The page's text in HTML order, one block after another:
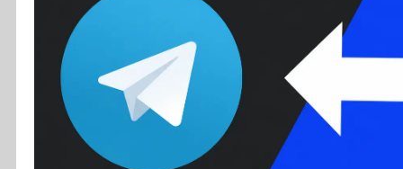
Colunas
Colaboradores